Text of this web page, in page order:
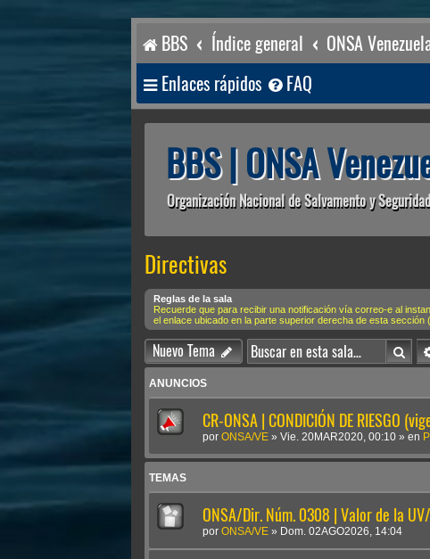
BBS Índice general ONSA
Enlaces rápidos FAQ
BBS | ONSA
Organización Nacional de Salvamento y
Directivas
Reglas de la sala
Recuerde que para recibir una notificación vía correo-e al
el enlace ubicado en la parte superior derecha de esta sección
Nuevo Tema
ANUNCIOS
CR-ONSA | CONDICIÓN DE RIESGO
por ONSA/VE » Vie. 20MAR2020, 00:10 » en
TEMAS
ONSA/Dir. Núm. 0308 | Valor de la
por ONSA/VE » Dom. 02AGO2026, 14:04